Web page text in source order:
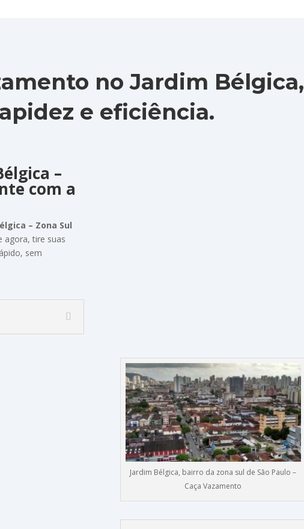
no Jardim Bélgica,
e eficiência.
–
com a
– Zona Sul
agora,tire suas
sem
Jardim Bélgica, bairro da zona sul de São Paulo –
Caça Vazamento